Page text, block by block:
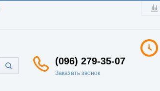
(096) 279-35-07
Заказать звонок